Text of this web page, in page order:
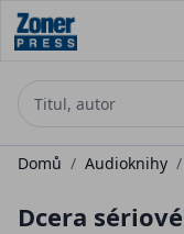
Domů / Audioknihy /
Dcera